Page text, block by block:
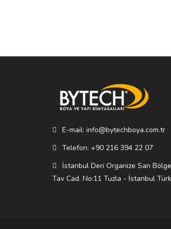
E-mail: info@bytechboya.com.tr
Telefon: +90 216 394 22 07
İstanbul Deri Organize San
Tav Cad. No:11 Tuzla - İstanbul